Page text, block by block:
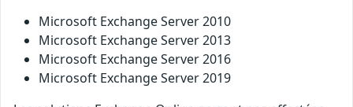
Microsoft Exchange Server 2010
Microsoft Exchange Server 2013
Microsoft Exchange Server 2016
Microsoft Exchange Server 2019